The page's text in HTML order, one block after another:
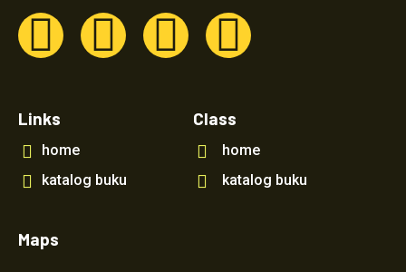
Links
home
katalog buku
Class
home
katalog buku
Maps